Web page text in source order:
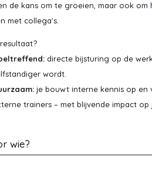
de kans om te groeien, maar ook om
met collega’s.
directe bijsturing op de
wordt.
je bouwt interne kennis op en
trainers – met blijvende impact op
wie?